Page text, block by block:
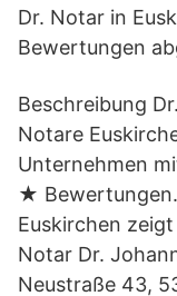
Dr. Notar in
Bewertungen
Beschreibung
Notare
Unternehmen
★
Euskirchen
Notar Dr.
Neustraße 43,